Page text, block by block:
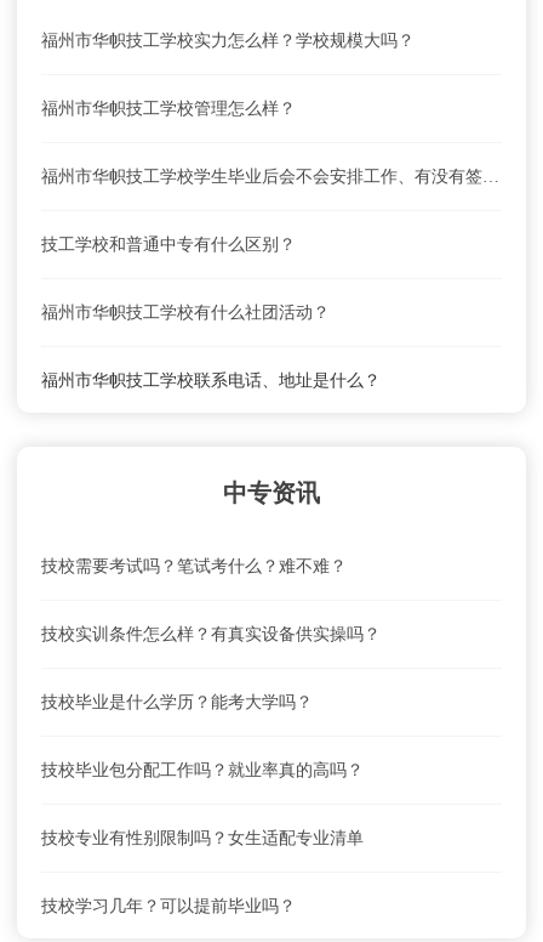
福州市华帜技工学校实力怎么样？学校规模大吗？
福州市华帜技工学校管理怎么样？
福州市华帜技工学校学生毕业后会不会安排工作、有没有签就业合同？
技工学校和普通中专有什么区别？
福州市华帜技工学校有什么社团活动？
福州市华帜技工学校联系电话、地址是什么？
中专资讯
技校需要考试吗？笔试考什么？难不难？
技校实训条件怎么样？有真实设备供实操吗？
技校毕业是什么学历？能考大学吗？
技校毕业包分配工作吗？就业率真的高吗？
技校专业有性别限制吗？女生适配专业清单
技校学习几年？可以提前毕业吗？